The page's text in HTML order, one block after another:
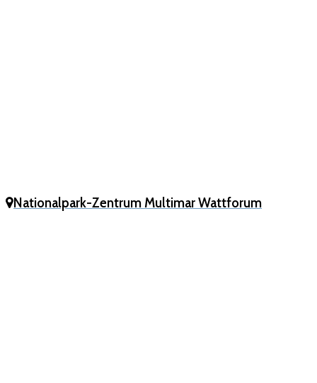
Nationalpark-Zentrum Multimar Wattforum